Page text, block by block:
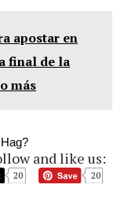
apostar en
final de la
más
and like us:
20 20